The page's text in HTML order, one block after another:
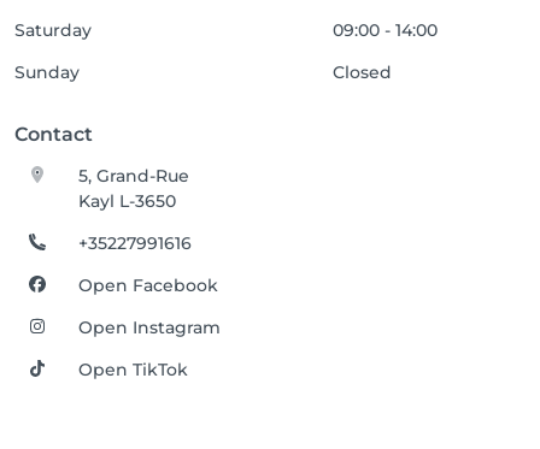
Saturday
09:00 - 14:00
Sunday
Closed
Contact
5, Grand-Rue
Kayl L-3650
+35227991616
Open Facebook
Open Instagram
Open TikTok